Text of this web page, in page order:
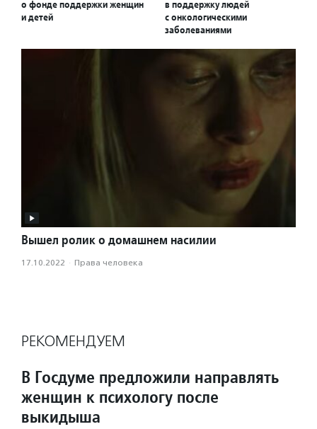
о фонде поддержки женщин
и детей
в поддержку людей
с онкологическими
заболеваниями
Вышел ролик о домашнем насилии
17.10.2022 · Права человека
РЕКОМЕНДУЕМ
В Госдуме предложили направлять
женщин к психологу после
выкидыша